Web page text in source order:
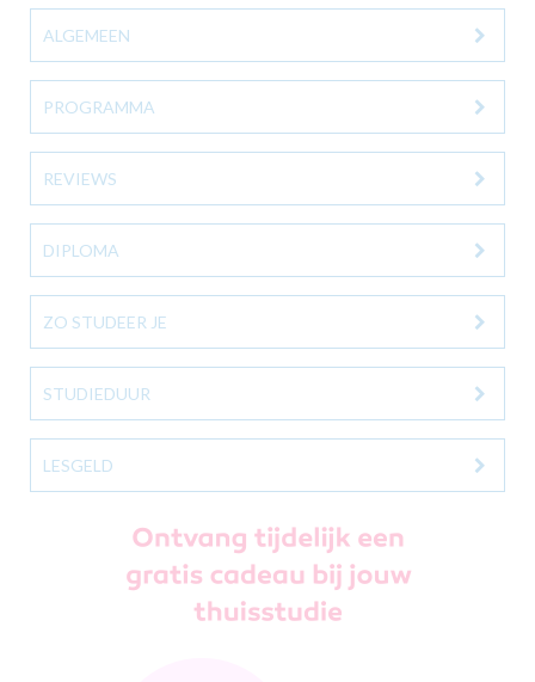
ALGEMEEN
PROGRAMMA
REVIEWS
DIPLOMA
ZO STUDEER JE
STUDIEDUUR
LESGELD